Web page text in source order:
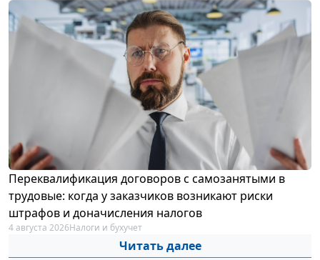
Переквалификация договоров с самозанятыми в
трудовые: когда у заказчиков возникают риски
штрафов и доначисления налогов
4 августа 2026Налоги и бухучет
Читать далее